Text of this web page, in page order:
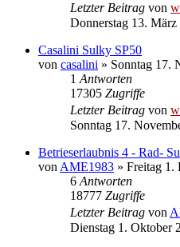
Letzter Beitrag von
Donnerstag 13.
Casalini Sulky SP50
von casalini » Sonntag 17.
1 Antworten
17305 Zugriffe
Letzter Beitrag von
Sonntag 17.
Betrieserlaubnis 4 - Rad-
von AME1983 » Freitag 1.
6 Antworten
18777 Zugriffe
Letzter Beitrag von
Dienstag 1. Oktober